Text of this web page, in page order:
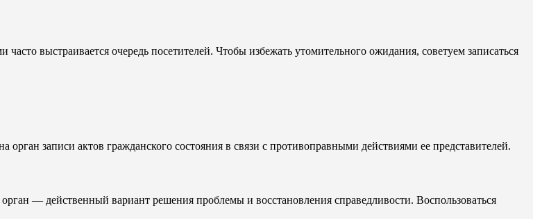
выстраивается очередь посетителей. Чтобы избежать утомительного ожидания, советуем записаться
записи актов гражданского состояния в связи с противоправными действиями ее представителей.
— действенный вариант решения проблемы и восстановления справедливости. Воспользоваться